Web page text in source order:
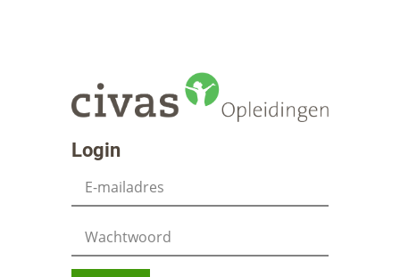
Login op Civas
Login
Gebruikersnaam
Wachtwoord